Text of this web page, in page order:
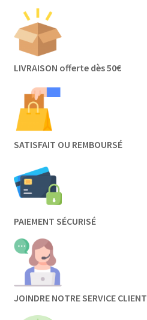
LIVRAISON offerte dès 50€
SATISFAIT OU REMBOURSÉ
PAIEMENT SÉCURISÉ
JOINDRE NOTRE SERVICE CLIENT